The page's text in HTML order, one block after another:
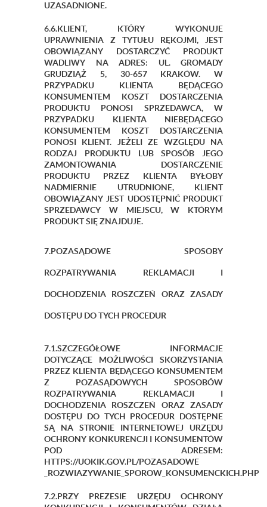
UZASADNIONE.
6.6.KLIENT, KTÓRY WYKONUJE
UPRAWNIENIA Z TYTUŁU RĘKOJMI, JEST
OBOWIĄZANY DOSTARCZYĆ PRODUKT
WADLIWY NA ADRES: UL. GROMADY
GRUDZIĄŻ 5, 30-657 KRAKÓW. W
PRZYPADKU KLIENTA BĘDĄCEGO
KONSUMENTEM KOSZT DOSTARCZENIA
PRODUKTU PONOSI SPRZEDAWCA, W
PRZYPADKU KLIENTA NIEBĘDĄCEGO
KONSUMENTEM KOSZT DOSTARCZENIA
PONOSI KLIENT. JEŻELI ZE WZGLĘDU NA
RODZAJ PRODUKTU LUB SPOSÓB JEGO
ZAMONTOWANIA DOSTARCZENIE
PRODUKTU PRZEZ KLIENTA BYŁOBY
NADMIERNIE UTRUDNIONE, KLIENT
OBOWIĄZANY JEST UDOSTĘPNIĆ PRODUKT
SPRZEDAWCY W MIEJSCU, W KTÓRYM
PRODUKT SIĘ ZNAJDUJE.
7.POZASĄDOWE SPOSOBY
ROZPATRYWANIA REKLAMACJI I
DOCHODZENIA ROSZCZEŃ ORAZ ZASADY
DOSTĘPU DO TYCH PROCEDUR
7.1.SZCZEGÓŁOWE INFORMACJE
DOTYCZĄCE MOŻLIWOŚCI SKORZYSTANIA
PRZEZ KLIENTA BĘDĄCEGO KONSUMENTEM
Z POZASĄDOWYCH SPOSOBÓW
ROZPATRYWANIA REKLAMACJI I
DOCHODZENIA ROSZCZEŃ ORAZ ZASADY
DOSTĘPU DO TYCH PROCEDUR DOSTĘPNE
SĄ NA STRONIE INTERNETOWEJ URZĘDU
OCHRONY KONKURENCJI I KONSUMENTÓW
POD ADRESEM:
HTTPS://UOKIK.GOV.PL/POZASADOWE
_ROZWIAZYWANIE_SPOROW_KONSUMENCKICH.PHP
7.2.PRZY PREZESIE URZĘDU OCHRONY